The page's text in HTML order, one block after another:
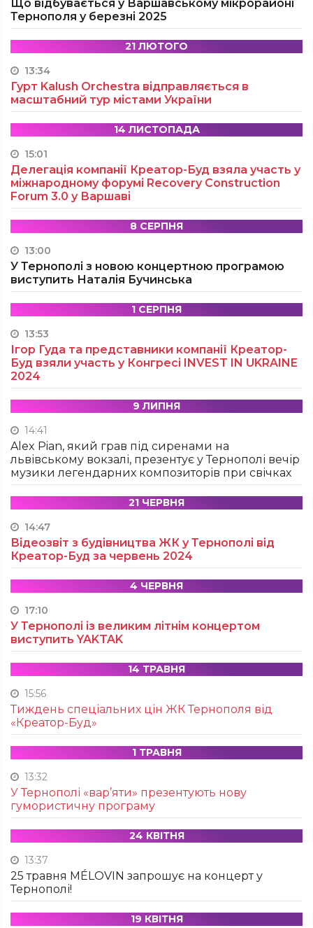
Що відбувається у Варшавському мікрорайоні
Тернополя у березні 2025
21 ЛЮТОГО
13:34
Гурт Kalush Orchestra відправляється в
масштабний тур містами України
14 ЛИСТОПАДА
15:01
Делегація компанії Креатор-Буд взяла участь у
міжнародному форумі Recovery Construction
Forum 3.0 у Варшаві
8 СЕРПНЯ
13:00
У Тернополі з новою концертною програмою
виступить Наталія Бучинська
1 СЕРПНЯ
13:53
Ігор Гуда та представники компанії Креатор-
Буд взяли участь у Конгресі INVEST IN UKRAINE
2024
9 ЛИПНЯ
14:41
Alex Pian, який грав під сиренами на
львівському вокзалі, презентує у Тернополі вечір
музики легендарних композиторів при свічках
21 ЧЕРВНЯ
14:47
Відеозвіт з будівництва ЖК у Тернополі від
Креатор-Буд за червень 2024
4 ЧЕРВНЯ
17:10
У Тернополі із великим літнім концертом
виступить YAKTAK
14 ТРАВНЯ
15:56
Тиждень спеціальних цін ЖК Тернополя від
«Креатор-Буд»
1 ТРАВНЯ
13:32
У Тернополі «вар’яти» презентують нову
гумористичну програму
24 КВІТНЯ
13:37
25 травня MÉLOVIN запрошує на концерт у
Тернополі!
19 КВІТНЯ